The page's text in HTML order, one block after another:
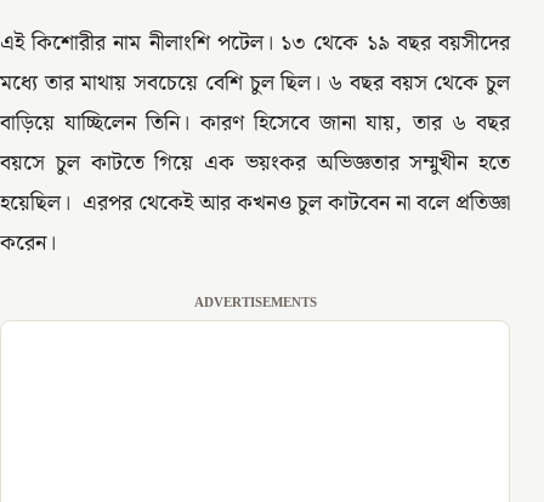
এই কিশোরীর নাম নীলাংশি পটেল। ১৩ থেকে ১৯ বছর বয়সীদের
মধ্যে তার মাথায় সবচেয়ে বেশি চুল ছিল। ৬ বছর বয়স থেকে চুল
বাড়িয়ে যাচ্ছিলেন তিনি। কারণ হিসেবে জানা যায়, তার ৬ বছর
বয়সে চুল কাটতে গিয়ে এক ভয়ংকর অভিজ্ঞতার সম্মুখীন হতে
হয়েছিল। এরপর থেকেই আর কখনও চুল কাটবেন না বলে প্রতিজ্ঞা
করেন।
ADVERTISEMENTS